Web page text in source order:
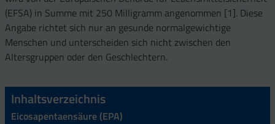
(EFSA) in Summe mit 250 Milligramm angenommen [1]. Diese
Angabe richtet sich nur an gesunde normalgewichtige
Menschen und unterscheiden sich nicht zwischen den
Altersgruppen oder den Geschlechtern.
Inhaltsverzeichnis
Eicosapentaensäure (EPA)